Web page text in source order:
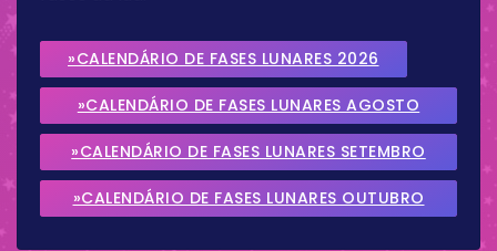
»CALENDÁRIO DE FASES LUNARES 2026
»CALENDÁRIO DE FASES LUNARES AGOSTO
2026
»CALENDÁRIO DE FASES LUNARES SETEMBRO
2026
»CALENDÁRIO DE FASES LUNARES OUTUBRO